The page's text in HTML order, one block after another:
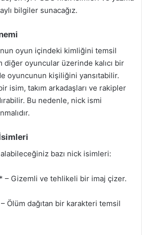
bilgiler sunacağız.
oyun içindeki kimliğini temsil
diğer oyuncular üzerinde kalıcı bir
oyuncunun kişiliğini yansıtabilir.
isim, takım arkadaşları ve rakipler
Bu nedenle, nick ismi
bazı nick isimleri:
– Gizemli ve tehlikeli bir imaj çizer.
Ölüm dağıtan bir karakteri temsil